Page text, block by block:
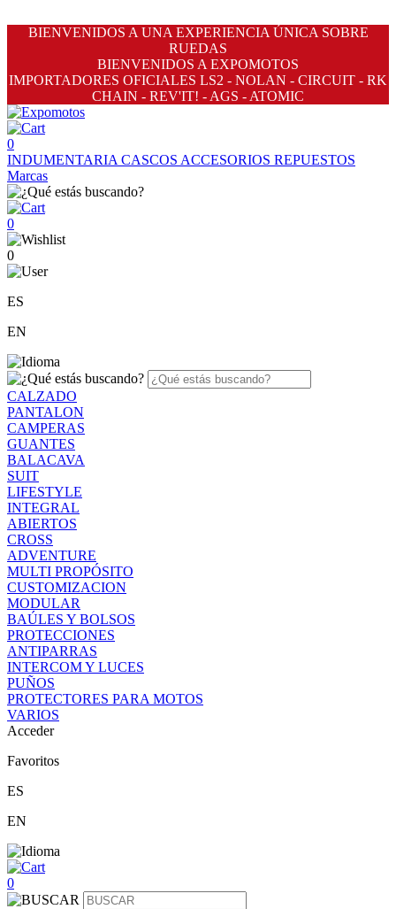
BIENVENIDOS A UNA EXPERIENCIA ÚNICA SOBRE
RUEDAS
BIENVENIDOS A EXPOMOTOS
IMPORTADORES OFICIALES LS2 - NOLAN - CIRCUIT - RK
CHAIN - REV'IT! - AGS - ATOMIC
0
INDUMENTARIA CASCOS ACCESORIOS REPUESTOS
Marcas
0
0
ES
EN
CALZADO
PANTALON
CAMPERAS
GUANTES
BALACAVA
SUIT
LIFESTYLE
INTEGRAL
ABIERTOS
CROSS
ADVENTURE
MULTI PROPÓSITO
CUSTOMIZACION
MODULAR
BAÚLES Y BOLSOS
PROTECCIONES
ANTIPARRAS
INTERCOM Y LUCES
PUÑOS
PROTECTORES PARA MOTOS
VARIOS
Acceder
Favoritos
ES
EN
0